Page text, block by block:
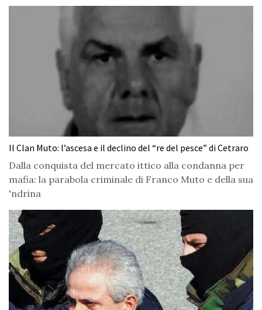
Il Clan Muto: l’ascesa e il declino del “re del pesce” di Cetraro
Dalla conquista del mercato ittico alla condanna per
mafia: la parabola criminale di Franco Muto e della sua
'ndrina